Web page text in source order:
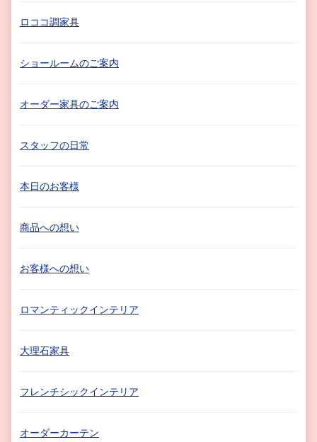
ロココ調家具
ショールームのご案内
オーダー家具のご案内
スタッフの日常
本日のお客様
商品への想い
お客様への想い
ロマンティックインテリア
大理石家具
フレンチシックインテリア
オーダーカーテン